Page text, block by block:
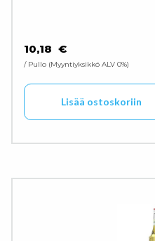
10,18 €
/ Pullo Myyntiyksikkö ALV 0%
Lisää ostoskoriin